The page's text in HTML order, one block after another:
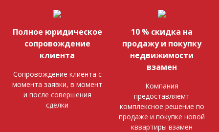
Полное юридическое
сопровождение
клиента
Сопровождение клиента с
момента заявки, в момент
и после совершения
сделки
10 % скидка на
продажу и покупку
недвижимости
взамен
Компания
предоставляемт
комплексное решение по
продаже и покупке новой
кввартиры взамен